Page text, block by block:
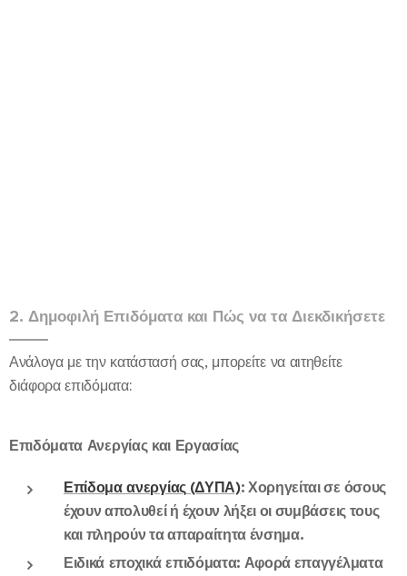
2. Δημοφιλή Επιδόματα και Πώς να τα Διεκδικήσετε
Ανάλογα με την κατάστασή σας, μπορείτε να αιτηθείτε
διάφορα επιδόματα:
Επιδόματα Ανεργίας και Εργασίας
Επίδομα ανεργίας(ΔΥΠΑ): Χορηγείται σε όσους
έχουν απολυθεί ή έχουν λήξει οι συμβάσεις τους
και πληρούν τα απαραίτητα ένσημα.
Ειδικά εποχικά επιδόματα: Αφορά επαγγέλματα